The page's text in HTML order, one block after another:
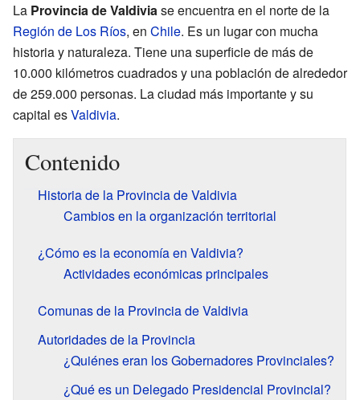
La Provincia de Valdiviase encuentra en el norte de la
Región de Los Ríos, en Chile. Es un lugar con mucha
historia y naturaleza. Tiene una superficie de más de
10.000 kilómetros cuadrados y una población de alrededor
de 259.000 personas. La ciudad más importante y su
capital esValdivia.
Contenido
Historia de la Provincia de Valdivia
Cambios en la organización territorial
¿Cómo es la economía en Valdivia?
Actividades económicas principales
Comunas de la Provincia de Valdivia
Autoridades de la Provincia
¿Quiénes eran los Gobernadores Provinciales?
¿Qué es un Delegado Presidencial Provincial?